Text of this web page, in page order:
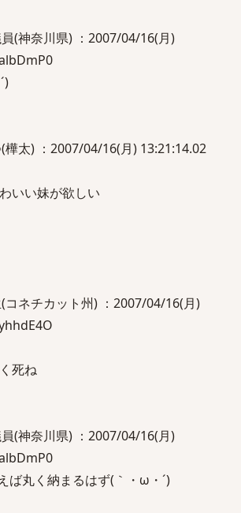
(神奈川県) ：2007/04/16(月)
樺太) ：2007/04/16(月) 13:21:14.02
いい妹が欲しい
コネチカット州) ：2007/04/16(月)
死ね
(神奈川県) ：2007/04/16(月)
ば丸く納まるはず(｀・ω・´)